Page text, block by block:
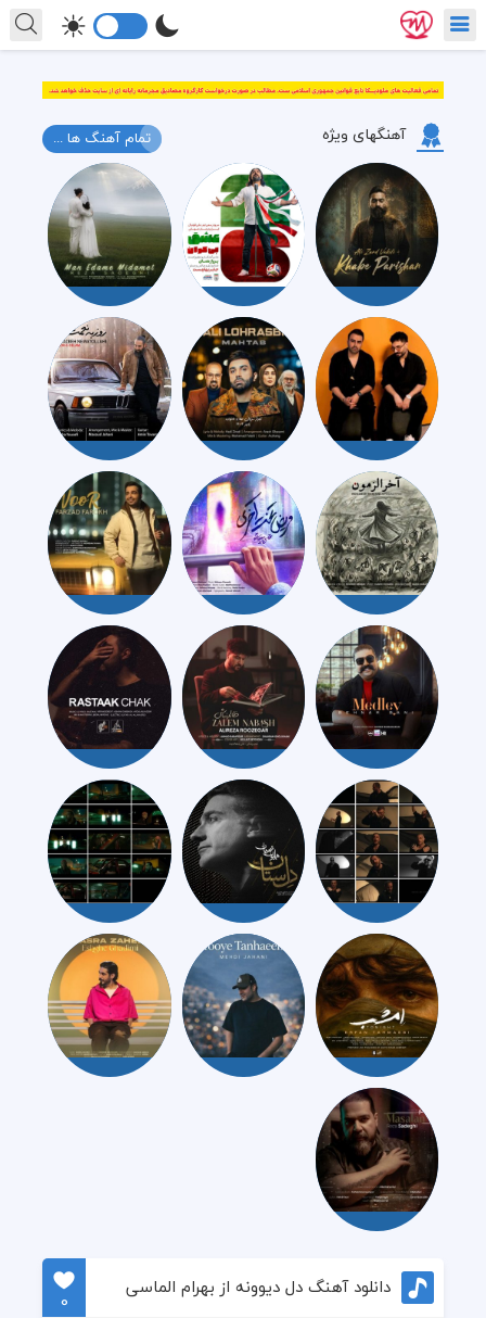
آهنگهای ویژه تمام آهنگ ها ...
دانلود آهنگ دل دیوونه از بهرام الماسی
0